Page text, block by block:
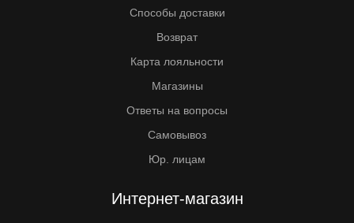
Способы доставки
Возврат
Карта лояльности
Магазины
Ответы на вопросы
Самовывоз
Юр. лицам
Интернет-магазин